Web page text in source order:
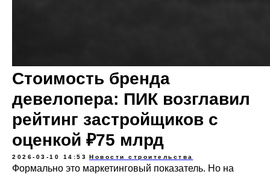
Стоимость бренда
девелопера: ПИК возглавил
рейтинг застройщиков с
оценкой ₽75 млрд
2026-03-10 14:53 Новости строительства
Формально это маркетинговый показатель. Но на